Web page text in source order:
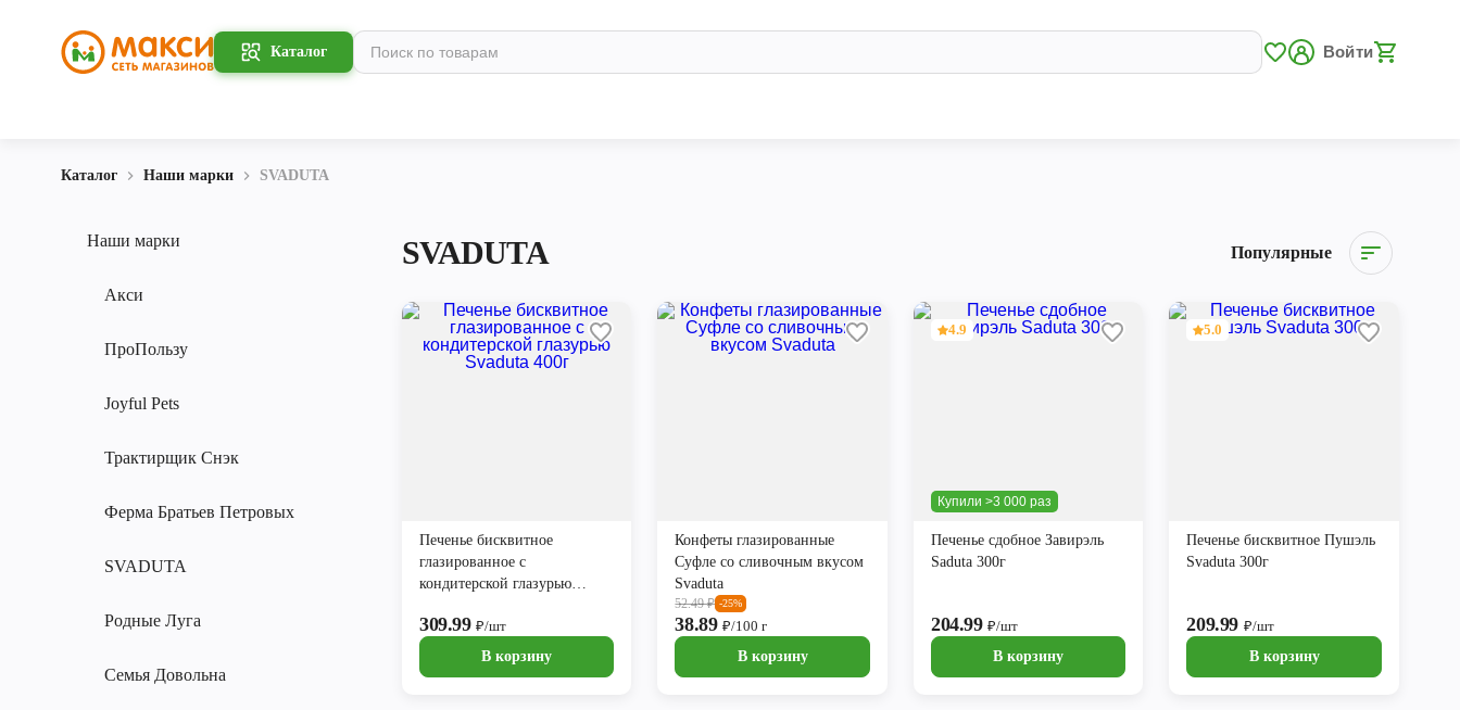
Каталог Войти
Каталог Наши марки SVADUTA
Наши марки
Акси
ПроПользу
Joyful Pets
Трактирщик Снэк
Ферма Братьев Петровых
SVADUTA
Родные Луга
Семья Довольна
SVADUTA Популярные
Печенье бисквитное
глазированное с
кондитерской глазурью
309.99₽/шт
В корзину
Конфеты глазированные
Суфле со сливочным вкусом
Svaduta
52.49₽ -25%
38.89₽/100 г
В корзину
Купили >3 000 раз
4.9
Печенье сдобное Завирэль
Saduta 300г
204.99₽/шт
В корзину
5.0
Печенье бисквитное Пушэль
Svaduta 300г
209.99 ₽/шт
В корзину